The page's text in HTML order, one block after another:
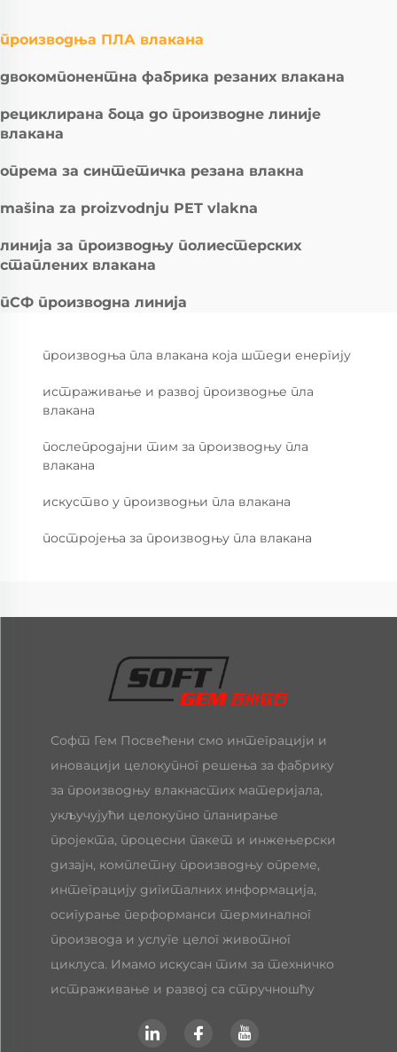
производња ПЛА влакана
двокомпонентна фабрика резаних влакана
рециклирана боца до производне линије
влакана
опрема за синтетичка резана влакна
mašina za proizvodnju PET vlakna
линија за производњу полиестерских
стаплених влакана
пСФ производна линија
производња пла влакана која штеди енергију
истраживање и развој производње пла
влакана
послепродајни тим за производњу пла
влакана
искуство у производњи пла влакана
постројења за производњу пла влакана
Софт Гем Посвећени смо интеграцији и
иновацији целокупног решења за фабрику
за производњу влакнастих материјала,
укључујући целокупно планирање
пројекта, процесни пакет и инжењерски
дизајн, комплетну производњу опреме,
интеграцију дигиталних информација,
осигурање перформанси терминалног
производа и услуге целог животног
циклуса. Имамо искусан тим за техничко
истраживање и развој са стручношћу